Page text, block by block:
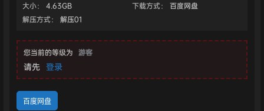
大小： 4.63GB 下载方式：
百度网盘
解压方式：
解压01
您当前的等级为 游客
请先 登录
百度网盘